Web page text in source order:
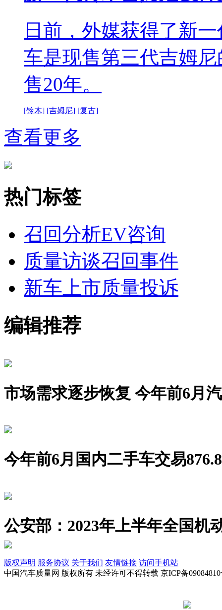
日前，外媒获得了新
车是现售第三代吉姆
售20年。
[铃木] [吉姆尼] [复古]
查看更多
热门标签
召回分析EV咨询
质量访谈召回事件
新车上市质量投诉
编辑推荐
市场需求逐步恢复 今年前6月
今年前6月国内二手车交易
公安部：2023年上半年全国机
版权声明 服务协议 关于我们 友情链接 访问手机站
中国汽车质量网 版权所有 未经许可不得转载 京ICP备09084810